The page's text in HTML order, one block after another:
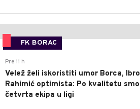
FK BORAC
Pre 11 h
Velež želi iskoristiti umor Borca, Ibro
Rahimić optimista: Po kvalitetu smo
četvrta ekipa u ligi